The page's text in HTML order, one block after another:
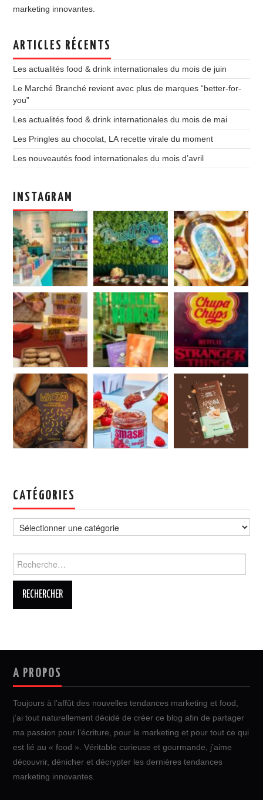
marketing innovantes.
ARTICLES RÉCENTS
Les actualités food & drink internationales du mois de juin
Le Marché Branché revient avec plus de marques “better-for-
you”
Les actualités food & drink internationales du mois de mai
Les Pringles au chocolat, LA recette virale du moment
Les nouveautés food internationales du mois d’avril
INSTAGRAM
CATÉGORIES
A PROPOS
Toujours à l’affût des nouvelles tendances marketing et food,
j’ai tout naturellement décidé de créer ce blog afin de partager
ma passion pour l’écriture, pour le marketing et pour tout ce qui
est lié au « food ». Véritable curieuse et gourmande, j’aime
découvrir, dénicher et décrypter les dernières tendances
marketing innovantes.